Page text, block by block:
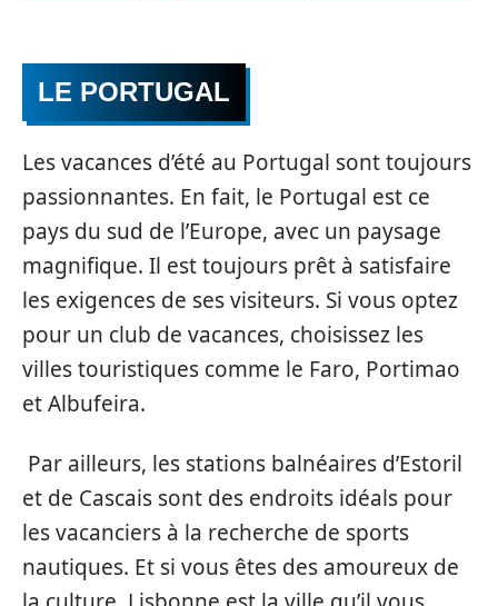
LE PORTUGAL
Les vacances d’été au Portugal sont toujours
passionnantes. En fait, le Portugal est ce
pays du sud de l’Europe, avec un paysage
magnifique. Il est toujours prêt à satisfaire
les exigences de ses visiteurs. Si vous optez
pour un club de vacances, choisissez les
villes touristiques comme le Faro, Portimao
et Albufeira.
Par ailleurs, les stations balnéaires d’Estoril
et de Cascais sont des endroits idéals pour
les vacanciers à la recherche de sports
nautiques. Et si vous êtes des amoureux de